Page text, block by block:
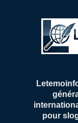
pour